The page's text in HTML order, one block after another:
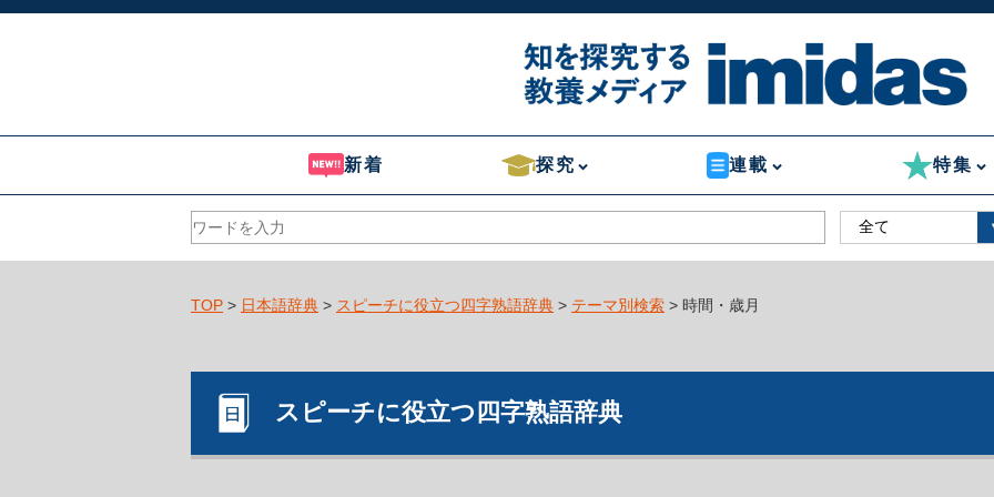
新着 探究 連載 特集
TOP > 日本語辞典 > スピーチに役立つ四字熟語辞典 > テーマ別検索 > 時間・歳月
スピーチに役立つ四字熟語辞典